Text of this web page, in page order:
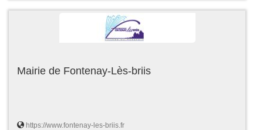
Mairie de Fontenay-Lès-briis
https://www.fontenay-les-briis.fr